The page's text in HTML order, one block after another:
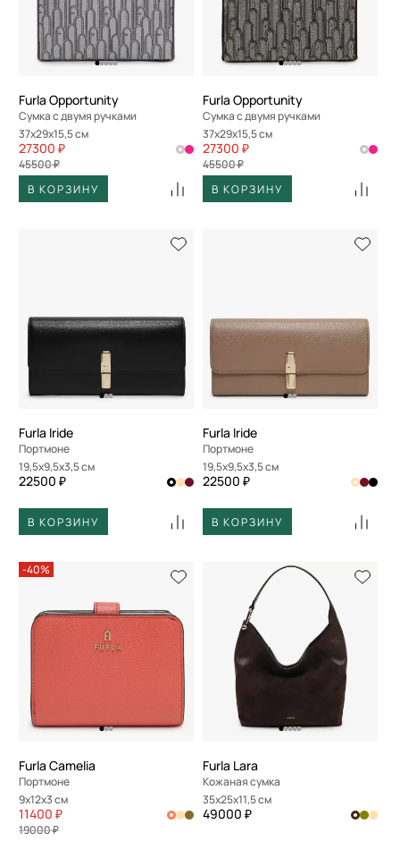
Furla Opportunity
Сумка с двумя ручками
37x29x15,5 см
27300 ₽
45500 ₽
В КОРЗИНУ
Furla Opportunity
Сумка с двумя ручками
37x29x15,5 см
27300 ₽
45500 ₽
В КОРЗИНУ
Furla Iride
Портмоне
19,5x9,5x3,5 см
22500 ₽
В КОРЗИНУ
Furla Iride
Портмоне
19,5x9,5x3,5 см
22500 ₽
В КОРЗИНУ
-40%
Furla Camelia
Портмоне
9x12x3 см
11400 ₽
19000 ₽
Furla Lara
Кожаная сумка
35x25x11,5 см
49000 ₽